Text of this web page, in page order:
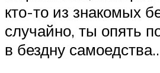
кто-то из знакомых
случайно, ты опять
в бездну